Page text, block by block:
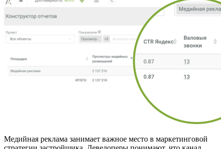
Медийная реклама занимает важное место в маркетинговой